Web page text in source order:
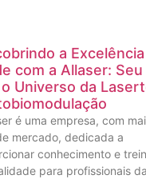
a
com a Allaser:
Universo da
é uma empresa, com
mercado, dedicada a
conhecimento e
para profissionais